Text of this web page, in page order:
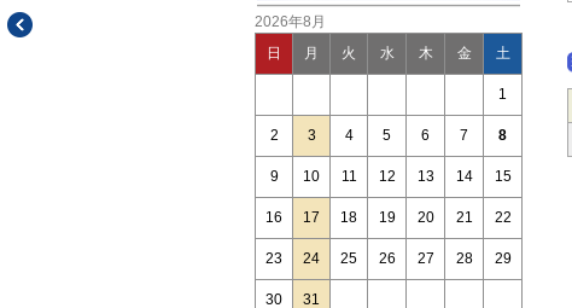
2026年8月
日 月 火 水 木 金 土
1
2 3 4 5 6 7 8
9 10 11 12 13 14 15
16 17 18 19 20 21 22
23 24 25 26 27 28 29
30 31